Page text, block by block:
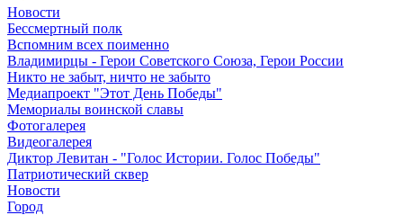
Новости
Бессмертный полк
Вспомним всех поименно
Владимирцы - Герои Советского Союза, Герои России
Никто не забыт, ничто не забыто
Медиапроект "Этот День Победы"
Мемориалы воинской славы
Фотогалерея
Видеогалерея
Диктор Левитан - "Голос Истории. Голос Победы"
Патриотический сквер
Новости
Город